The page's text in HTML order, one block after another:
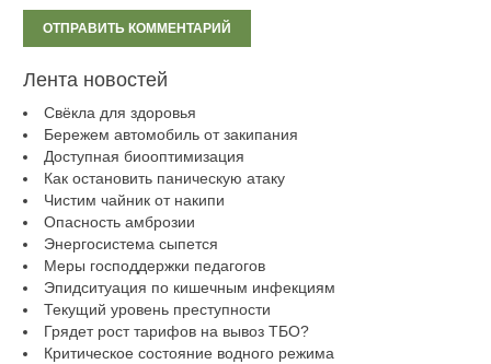
Лента новостей
Свёкла для здоровья
Бережем автомобиль от закипания
Доступная биооптимизация
Как остановить паническую атаку
Чистим чайник от накипи
Опасность амброзии
Энергосистема сыпется
Меры господдержки педагогов
Эпидситуация по кишечным инфекциям
Текущий уровень преступности
Грядет рост тарифов на вывоз ТБО?
Критическое состояние водного режима